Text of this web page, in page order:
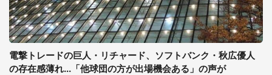
電撃トレードの巨人・リチャード、ソフトバンク・秋広優人
の存在感薄れ...「他球団の方が出場機会ある」の声が